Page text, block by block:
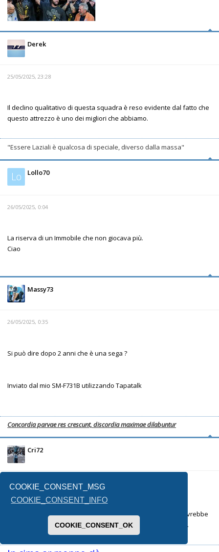
COOKIE_CONSENT_MSG
COOKIE_CONSENT_INFO
COOKIE_CONSENT_OK
Derek
25/05/2025, 23:28
Il declino qualitativo di questa squadra è reso evidente dal fatto che
questo attrezzo è uno dei migliori che abbiamo.
"Essere Laziali è qualcosa di speciale, diverso dalla massa"
Lo Lollo70
26/05/2025, 0:04
La riserva di un Immobile che non giocava più.
Ciao
Massy73
26/05/2025, 0:35
Si può dire dopo 2 anni che è una sega ?
Inviato dal mio SM-F731B utilizzando Tapatalk
Concordia parvae res crescunt, discordia maximae dilabuntur
Cri72
26/05/2025, 0:37
Questo se lamentava perché con Ciro aveva poco spazio....avrebbe
avuto poco spazio pure co capocchiano pe quanto è scarso...